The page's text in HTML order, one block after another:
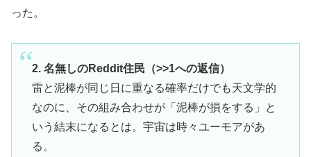
った。
2. 名無しのReddit住民（>>1への返信）
雷と泥棒が同じ日に重なる確率だけでも天文学的
なのに、その組み合わせが「泥棒が損をする」と
いう結末になるとは。宇宙は時々ユーモアがあ
る。